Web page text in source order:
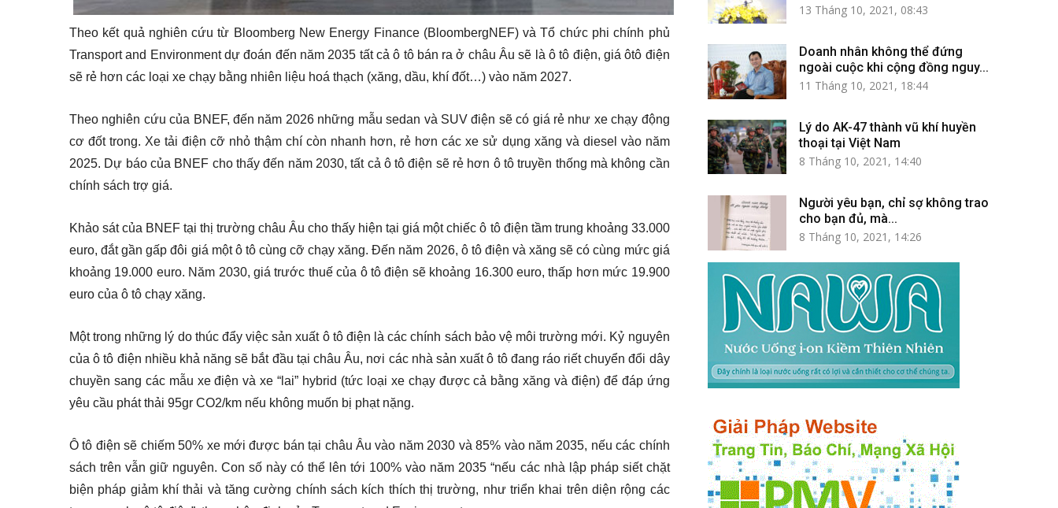
Theo kết quả nghiên cứu từ Bloomberg New Energy Finance (BloombergNEF) và Tổ chức phi chính phủ
Transport and Environment dự đoán đến năm 2035 tất cả ô tô bán ra ở châu Âu sẽ là ô tô điện, giá ôtô điện
sẽ rẻ hơn các loại xe chạy bằng nhiên liệu hoá thạch (xăng, dầu, khí đốt…) vào năm 2027.
Theo nghiên cứu của BNEF, đến năm 2026 những mẫu sedan và SUV điện sẽ có giá rẻ như xe chạy động
cơ đốt trong. Xe tải điện cỡ nhỏ thậm chí còn nhanh hơn, rẻ hơn các xe sử dụng xăng và diesel vào năm
2025. Dự báo của BNEF cho thấy đến năm 2030, tất cả ô tô điện sẽ rẻ hơn ô tô truyền thống mà không cần
chính sách trợ giá.
Khảo sát của BNEF tại thị trường châu Âu cho thấy hiện tại giá một chiếc ô tô điện tầm trung khoảng 33.000
euro, đắt gần gấp đôi giá một ô tô cùng cỡ chạy xăng. Đến năm 2026, ô tô điện và xăng sẽ có cùng mức giá
khoảng 19.000 euro. Năm 2030, giá trước thuế của ô tô điện sẽ khoảng 16.300 euro, thấp hơn mức 19.900
euro của ô tô chạy xăng.
Một trong những lý do thúc đẩy việc sản xuất ô tô điện là các chính sách bảo vệ môi trường mới. Kỷ nguyên
của ô tô điện nhiều khả năng sẽ bắt đầu tại châu Âu, nơi các nhà sản xuất ô tô đang ráo riết chuyển đổi dây
chuyền sang các mẫu xe điện và xe “lai” hybrid (tức loại xe chạy được cả bằng xăng và điện) để đáp ứng
yêu cầu phát thải 95gr CO2/km nếu không muốn bị phạt nặng.
Ô tô điện sẽ chiếm 50% xe mới được bán tại châu Âu vào năm 2030 và 85% vào năm 2035, nếu các chính
sách trên vẫn giữ nguyên. Con số này có thể lên tới 100% vào năm 2035 “nếu các nhà lập pháp siết chặt
biện pháp giảm khí thải và tăng cường chính sách kích thích thị trường, như triển khai trên diện rộng các
13 Tháng 10, 2021, 08:43
Doanh nhân không thể đứng
ngoài cuộc khi cộng đồng nguy...
11 Tháng 10, 2021, 18:44
Lý do AK-47 thành vũ khí huyền
thoại tại Việt Nam
8 Tháng 10, 2021, 14:40
Người yêu bạn, chỉ sợ không trao
cho bạn đủ, mà...
8 Tháng 10, 2021, 14:26